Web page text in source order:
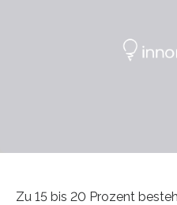
Zu 15 bis 20 Prozent